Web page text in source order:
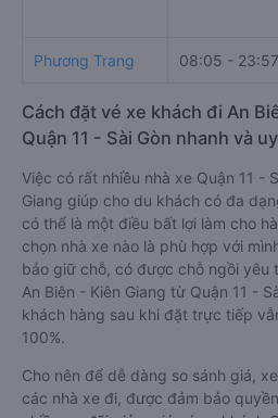
Phương Trang 08:05 - 23:57
Cách đặt vé xe khách đi An
Quận 11 - Sài Gòn nhanh và
Việc có rất nhiều nhà xe Quận 11 -
Giang giúp cho du khách có đa
có thể là một điều bất lợi làm cho
chọn nhà xe nào là phù hợp với
bảo giữ chỗ, có được chỗ ngồi yêu
An Biên - Kiên Giang từ Quận 11 -
khách hàng sau khi đặt trực tiếp
100%.
Cho nên để dễ dàng so sánh giá,
các nhà xe đi, được đảm bảo